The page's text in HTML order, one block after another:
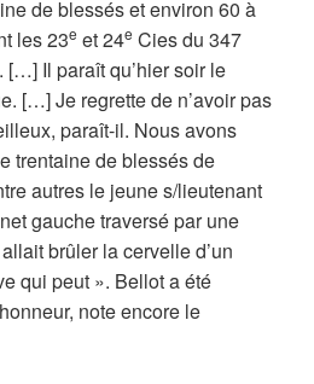
de blessés et environ 60 à
les 23e et 24e Cies du 347
[…] Il paraît qu’hier soir le
[…] Je regrette de n’avoir pas
paraît-il. Nous avons
trentaine de blessés de
autres le jeune s/lieutenant
gauche traversé par une
brûler la cervelle d’un
qui peut ». Bellot a été
note encore le